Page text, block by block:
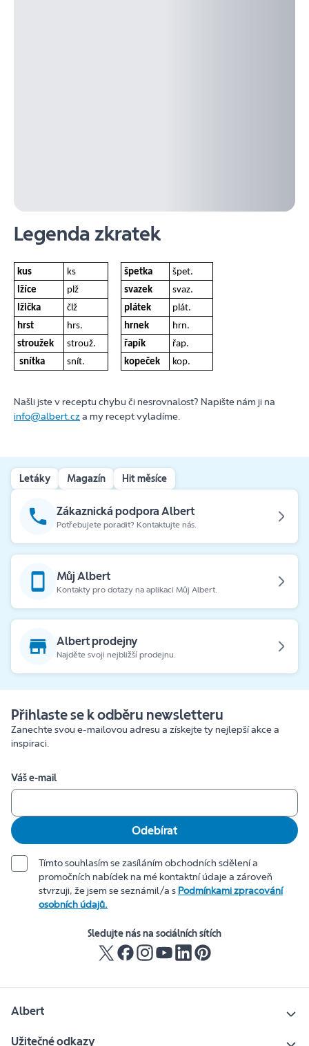
Legenda zkratek
kus ks špetka
špet.
lžíce
plž svazek
svaz.
lžička
člž plátek
plát.
hrst
hrs. hrnek
hrn.
stroužek
strouž. řapík
řap.
snítka
snít. kopeček kop.
Našli jste v receptu chybu či nesrovnalost? Napište nám ji na
info@albert.cza my recept vyladíme.
Letáky Magazín Hit měsíce
Zákaznická podpora Albert
Potřebujete poradit? Kontaktujte nás.
Můj Albert
Kontakty pro dotazy na aplikaci Můj Albert.
Albert prodejny
Najděte svoji nejbližší prodejnu.
Přihlaste se k odběru newsletteru
Zanechte svou e-mailovou adresu a získejte ty nejlepší akce a
inspiraci.
Váš e-mail
Odebírat
Tímto souhlasím se zasíláním obchodních sdělení a
promočních nabídek na mé kontaktní údaje a zároveň
stvrzuji, že jsem se seznámil/a s Podmínkami zpracování
osobních údajů.
Sledujte nás na sociálních sítích
Albert
Užitečné odkazy